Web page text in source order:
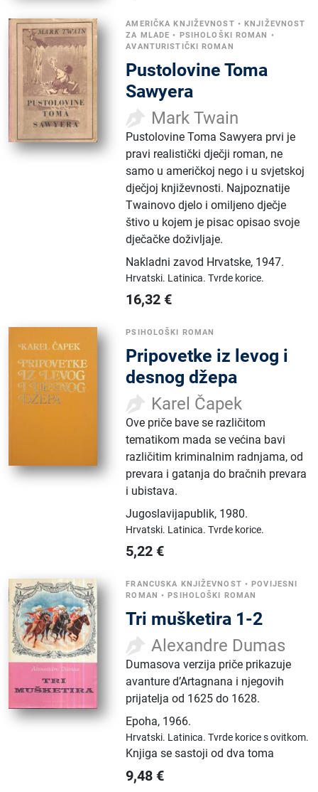
AMERIČKA KNJIŽEVNOST •KNJIŽEVNOST
ZA MLADE • PSIHOLOŠKI ROMAN •
AVANTURISTIČKI ROMAN
Pustolovine Toma
Sawyera
Mark Twain
Pustolovine Toma Sawyera prvi je
pravi realistički dječji roman, ne
samo u američkoj nego i u svjetskoj
dječjoj književnosti. Najpoznatije
Twainovo djelo i omiljeno dječje
štivo u kojem je pisac opisao svoje
dječačke doživljaje.
Nakladni zavod Hrvatske, 1947.
Hrvatski. Latinica.Tvrde korice.
16,32 €
PSIHOLOŠKI ROMAN
Pripovetke iz levog i
desnog džepa
Karel Čapek
Ove priče bave se različitom
tematikom mada se većina bavi
različitim kriminalnim radnjama, od
prevara i gatanja do bračnih prevara
i ubistava.
Jugoslavijapublik, 1980.
Hrvatski. Latinica.Tvrde korice.
5,22 €
FRANCUSKA KNJIŽEVNOST •POVIJESNI
ROMAN •PSIHOLOŠKI ROMAN
Tri mušketira 1-2
Alexandre Dumas
Dumasova verzija priče prikazuje
avanture d’Artagnana i njegovih
prijatelja od 1625 do 1628.
Epoha, 1966.
Hrvatski. Latinica.Tvrde korice s ovitkom.
Knjiga se sastoji od dva toma
9,48 €